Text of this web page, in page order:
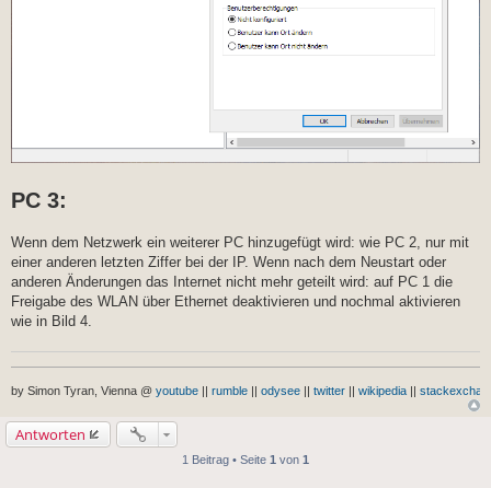
PC 3:
Wenn dem Netzwerk ein weiterer PC hinzugefügt wird: wie PC 2, nur mit
einer anderen letzten Ziffer bei der IP. Wenn nach dem Neustart oder
anderen Änderungen das Internet nicht mehr geteilt wird: auf PC 1 die
Freigabe des WLAN über Ethernet deaktivieren und nochmal aktivieren
wie in Bild 4.
by Simon Tyran, Vienna @ youtube || rumble || odysee || twitter || wikipedia ||
Antworten
1 Beitrag • Seite 1 von 1